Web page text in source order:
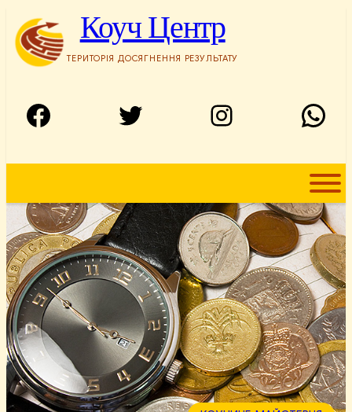
до
вмісту
Коуч Центр
ТЕРИТОРІЯ ДОСЯГНЕННЯ РЕЗУЛЬТАТУ
Facebook Twitter Instagram WhatsApp